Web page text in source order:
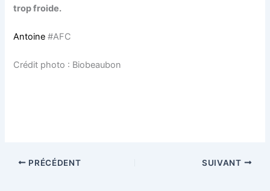
trop froide.
Antoine #AFC
Crédit photo : Biobeaubon
PRÉCÉDENT SUIVANT